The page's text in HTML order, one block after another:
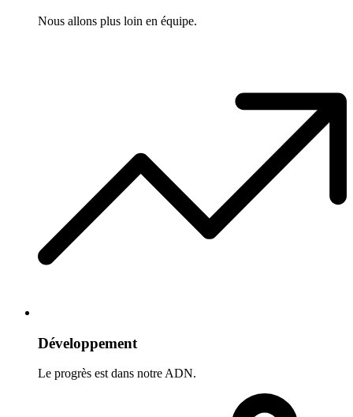
Nous allons plus loin en équipe.
Développement
Le progrès est dans notre ADN.